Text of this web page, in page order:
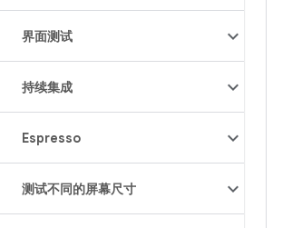
界面测试
持续集成
Espresso
测试不同的屏幕尺寸